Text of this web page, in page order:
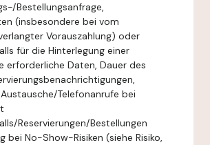
Bestellungsanfrage,
(insbesondere bei vom
Vorauszahlung) oder
für die Hinterlegung einer
erforderliche Daten, Dauer des
Telefonanrufe bei
Reservierungen/Bestellungen
bei No-Show-Risiken (siehe Risiko,